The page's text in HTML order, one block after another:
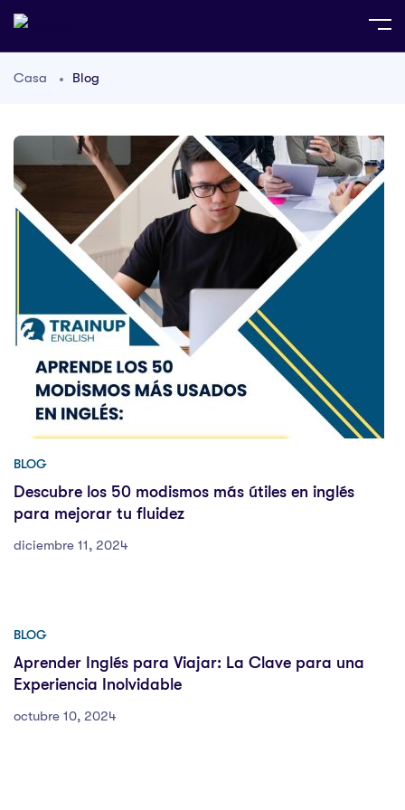
Casa Blog
BLOG
Descubre los 50 modismos más útiles en inglés
para mejorar tu fluidez
diciembre 11, 2024
BLOG
Aprender Inglés para Viajar: La Clave para una
Experiencia Inolvidable
octubre 10, 2024